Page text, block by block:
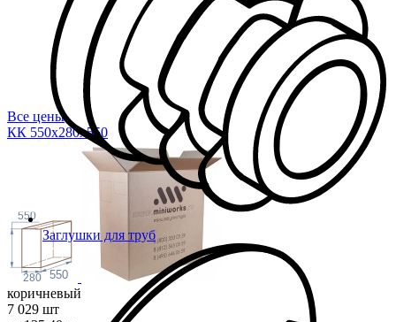
Заглушки для труб
Все цены
КК 550х280х550
280
550
550
коричневый
7 029 шт